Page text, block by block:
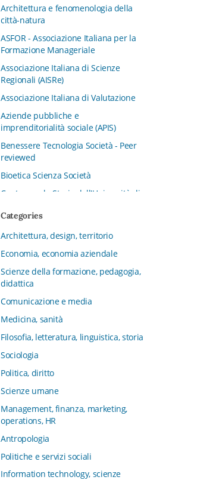
Architettura e fenomenologia della
città-natura
ASFOR - Associazione Italiana per la
Formazione Manageriale
Associazione Italiana di Scienze
Regionali (AISRe)
Associazione Italiana di Valutazione
Aziende pubbliche e
imprenditorialità sociale (APIS)
Benessere Tecnologia Società - Peer
reviewed
Bioetica Scienza Società
Centro per la Storia dell'Università di
CFMT - Terziario Futuro
Channel & Retail Lab
Civiltà in tavola. La cultura del cibo
tra tradizioni, storia e diritto
Collana del Dipartimento di Scienze
Aziendali, Management e Innovation
Sociologia e Diritto dell’Economia
Università di Bologna
Collana di Clinica della formazione
Collana di Ragioneria ed Economia
Aziendale - SIDREA
Collana di Storia delle istituzioni
l’Infanzia
Categories
Architettura, design, territorio
Economia, economia aziendale
Scienze della formazione, pedagogia,
didattica
Comunicazione e media
Medicina, sanità
Filosofia, letteratura, linguistica, storia
Sociologia
Politica, diritto
Scienze umane
Management, finanza, marketing,
operations, HR
Antropologia
Politiche e servizi sociali
Information technology, scienze